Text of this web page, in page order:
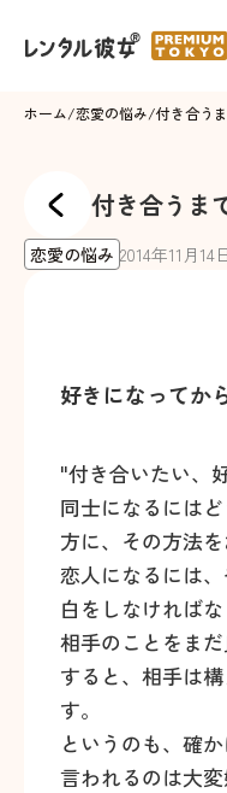
ホーム/恋愛の悩み/付き合う
付き合うま
恋愛の悩み 2014年11 月 14
好きになってか
"付き合いたい、
同士になるには
方に、その方法を
恋人になるには
白をしなければ
相手のことをま
すると、相手は
す。
というのも、確
言われるのは大